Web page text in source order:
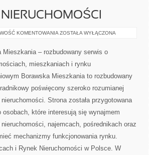
KOMENTOWANIA AGENCJE
NIERUCHOMOŚCI
ZOSTAŁA WYŁĄCZONA
Mieszkania – rozbudowany serwis o
mieszkaniach i rynku
Borawska Mieszkania to rozbudowany
poświęcony szeroko rozumianej
Strona została przygotowana
osobach, które interesują się wynajmem
najemcach, pośrednikach oraz
mechanizmy funkcjonowania rynku.
i Rynek Nieruchomości w Polsce. W